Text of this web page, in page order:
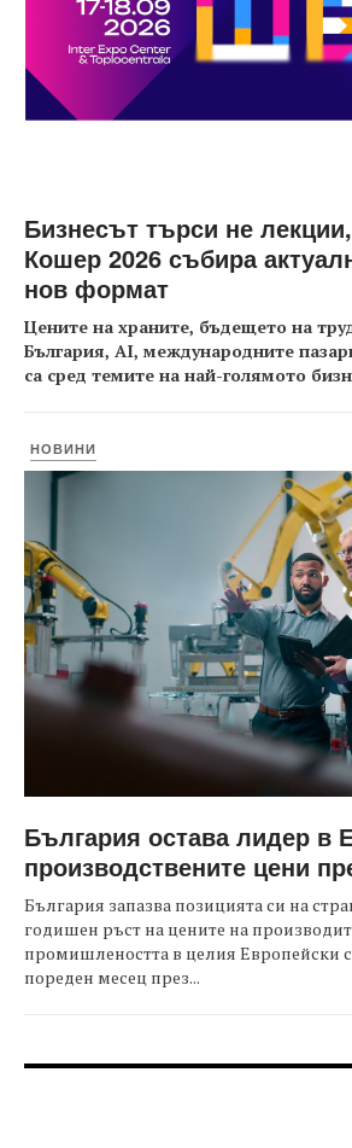
Бизнесът търси не
Кошер 2026 събира
нов формат
Цените на храните, бъдещето на
България, AI, международните
са сред темите на най-голямото
НОВИНИ
България остава лидер в
производствените цени
България запазва позицията си на
годишен ръст на цените на
промишлеността в целия Европейски
пореден месец през...